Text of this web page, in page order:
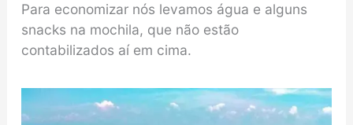
Para economizar nós levamos água e alguns
snacks na mochila, que não estão
contabilizados aí em cima.